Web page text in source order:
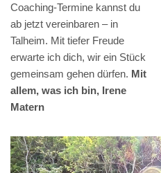
Coaching-Termine kannst du
ab jetzt vereinbaren – in
Talheim. Mit tiefer Freude
erwarte ich dich, wir ein Stück
gemeinsam gehen dürfen. Mit
allem, was ich bin, Irene
Matern